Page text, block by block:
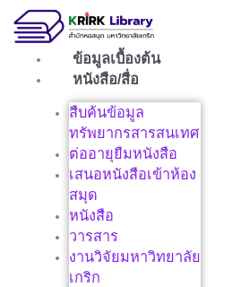
ข้อมูลเบื้องต้น
หนังสือ/สื่อ
สืบค้นข้อมูล
ทรัพยากรสารสนเทศ
ต่ออายุยืมหนังสือ
เสนอหนังสือเข้าห้อง
สมุด
หนังสือ
วารสาร
งานวิจัยมหาวิทยาลัย
เกริก